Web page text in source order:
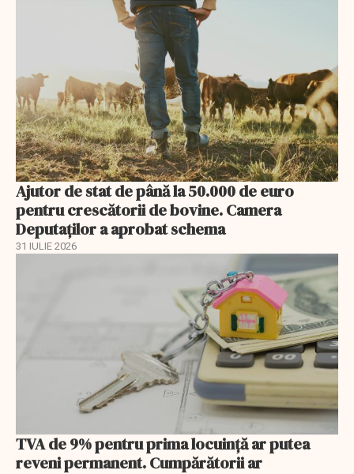
Ajutor de stat de până la 50.000 de euro
pentru crescătorii de bovine. Camera
Deputaților a aprobat schema
31 IULIE 2026
TVA de 9% pentru prima locuință ar putea
reveni permanent. Cumpărătorii ar